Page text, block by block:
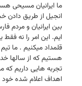
ما ایرانیان مسیحی
انجیل از طریق
بین ایرانیان و مردم
ایم. این امر را نه
قلمداد میكنیم . ما
هستیم كه از سالها
تجربه هایی داریم كه
اهداف اعلام شده خود